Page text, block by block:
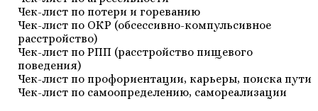
Чек-лист по потери и гореванию
Чек-лист по ОКР (обсессивно-компульсивное
расстройство)
Чек-лист по РПП (расстройство пищевого
поведения)
Чек-лист по профориентации, карьеры, поиска пути
Чек-лист по самоопределению, самореализации